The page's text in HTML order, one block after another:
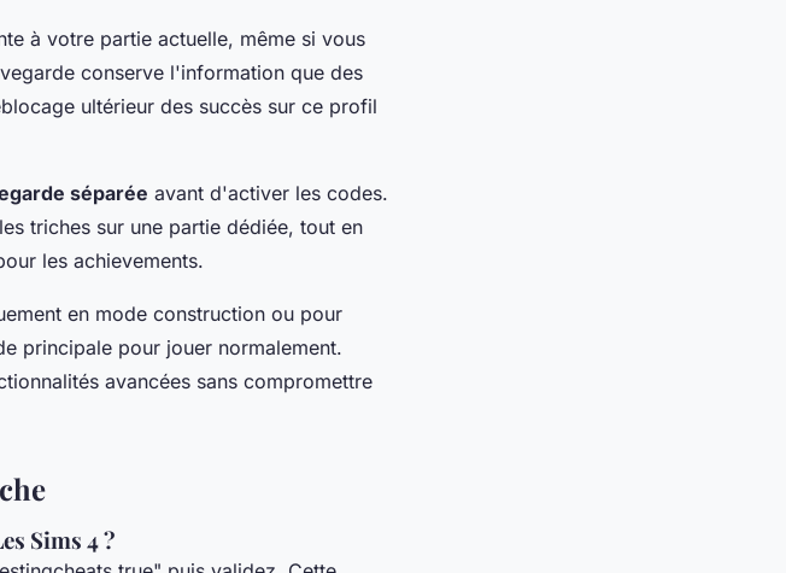
à votre partie actuelle, même si vous
conserve l'information que des
ultérieur des succès sur ce profil
séparée avant d'activer les codes.
triches sur une partie dédiée, tout en
les achievements.
en mode construction ou pour
principale pour jouer normalement.
avancées sans compromettre
Sims 4 ?